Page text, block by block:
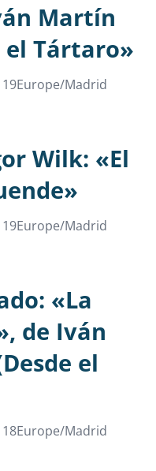
Martín
el Tártaro»
Madrid
Wilk: «El
Madrid
«La
de Iván
el
Madrid